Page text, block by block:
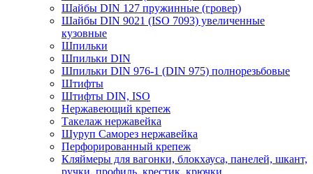
Шайбы DIN 127 пружинные (гровер)
Шайбы DIN 9021 (ISO 7093) увеличенные
кузовные
Шпильки
Шпильки DIN
Шпильки DIN 976-1 (DIN 975) полнорезьбовые
Штифты
Штифты DIN, ISO
Нержавеющий крепеж
Такелаж нержавейка
Шуруп Саморез нержавейка
Перфорированный крепеж
Кляймеры для вагонки, блокхауса, панелей, шкант,
ручки, профиль, крестик, крючки